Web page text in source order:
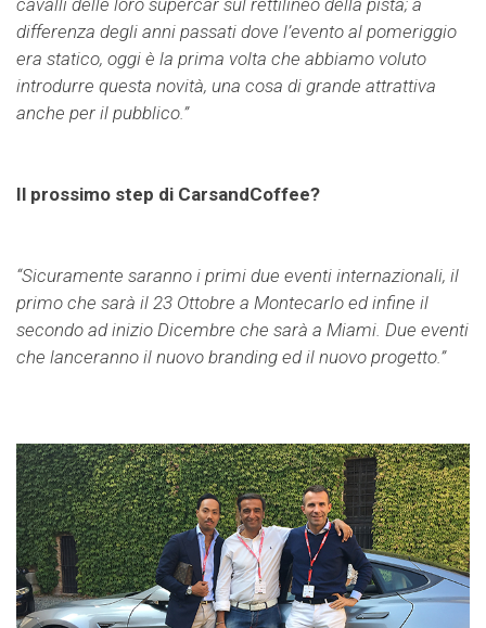
cavalli delle loro supercar sul rettilineo della pista; a
differenza degli anni passati dove l’evento al pomeriggio
era statico, oggi è la prima volta che abbiamo voluto
introdurre questa novità, una cosa di grande attrattiva
anche per il pubblico.”
Il prossimo step di CarsandCoffee?
“Sicuramente saranno i primi due eventi internazionali, il
primo che sarà il 23 Ottobre a Montecarlo ed infine il
secondo ad inizio Dicembre che sarà a Miami. Due eventi
che lanceranno il nuovo branding ed il nuovo progetto.”